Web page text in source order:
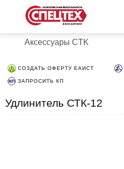
Аксессуары CTK
СОЗДАТЬ ОФЕРТУ ЕАИСТ
ЗАПРОСИТЬ КП
Удлинитель СТК-12